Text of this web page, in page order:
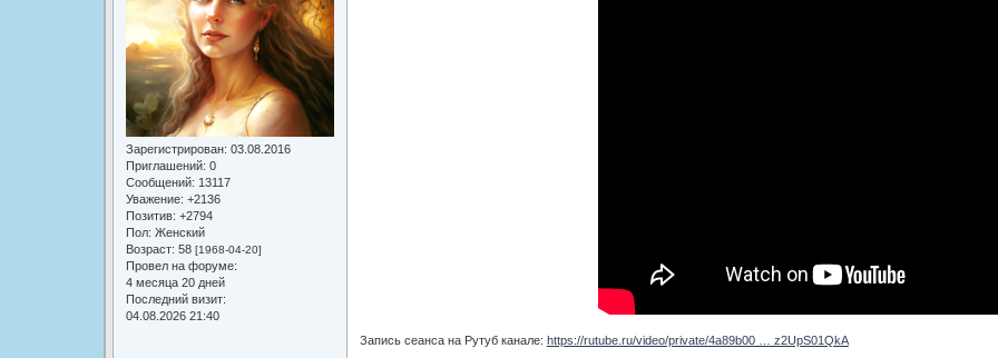
Зарегистрирован: 03.08.2016
Приглашений: 0
Сообщений: 13117
Уважение: +2136
Позитив: +2794
Пол: Женский
Возраст: 58 [1968-04-20]
Провел на форуме:
4 месяца 20 дней
Последний визит:
04.08.2026 21:40
Запись сеанса на Рутуб канале: https://rutube.ru/video/private/4a89b00 … z2UpS01QkA